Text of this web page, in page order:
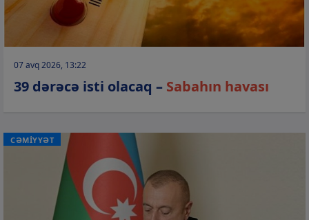
07 avq 2026, 13:22
39 dərəcə isti olacaq – Sabahın havası
CƏMİYYƏT